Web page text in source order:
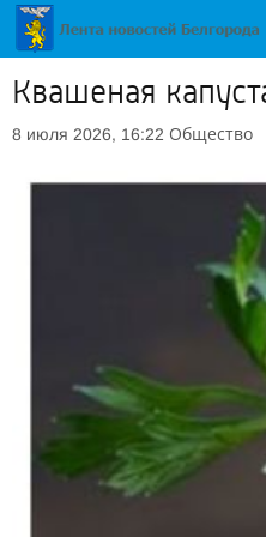
Квашеная
8 июля 2026, 16:22 Общество